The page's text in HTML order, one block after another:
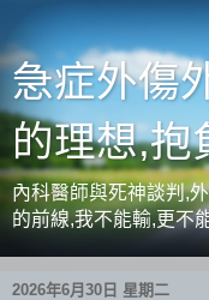
急症外傷
的理想,抱
內科醫師與死神談判,
的前線,我不能輸,更不
2026年6月30日 星期二